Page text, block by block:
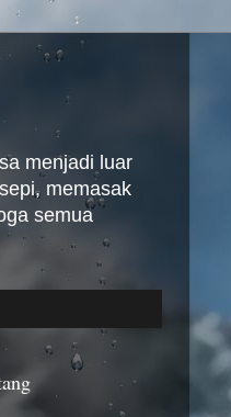
menjadi luar
memasak
semua